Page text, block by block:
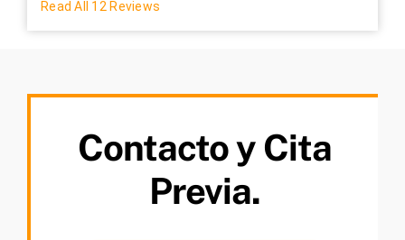
Read All 12 Reviews
Contacto y Cita
Previa.